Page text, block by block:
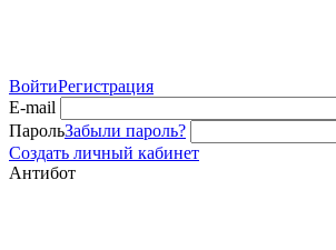
ВойтиРегистрация
E-mail
ПарольЗабыли пароль?
Создать личный кабинет
Антибот